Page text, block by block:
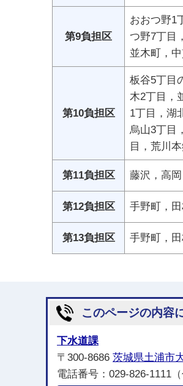
第9負担区
おおつ野1
つ野7丁目
並木町，
第10負担区
板谷5丁目
木2丁目，
1丁目，湖
烏山3丁目
目，荒川
第11負担区 藤沢，高
第12負担区 手野町，
第13負担区 手野町，
このページの内容
下水道課
〒300-8686 茨城県土浦市
電話番号：029-826-